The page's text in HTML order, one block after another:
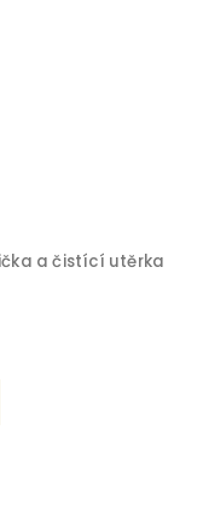
a čistící utěrka